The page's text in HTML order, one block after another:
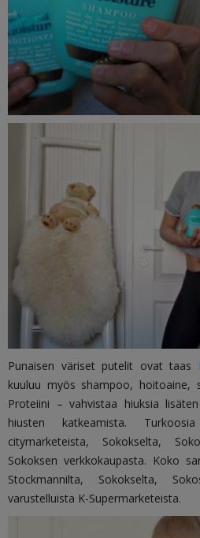
Punaisen väriset putelit ovat taas
kuuluu myös shampoo, hoitoaine,
Proteiini – vahvistaa hiuksia
hiusten katkeamista.
citymarketeista, Sokokselta,
Sokoksen verkkokaupasta. Koko
Stockmannilta, Sokokselta,
varustelluista K-Supermarketeista.